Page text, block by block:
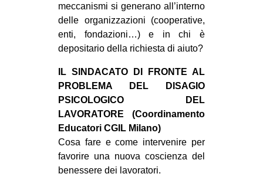
meccanismi si generano all’interno
delle organizzazioni (cooperative,
enti, fondazioni…) e in chi è
depositario della richiesta di aiuto?
IL SINDACATO DI FRONTE AL
PROBLEMA DEL DISAGIO
PSICOLOGICO DEL
LAVORATORE (Coordinamento
Educatori CGIL Milano)
Cosa fare e come intervenire per
favorire una nuova coscienza del
benessere dei lavoratori.